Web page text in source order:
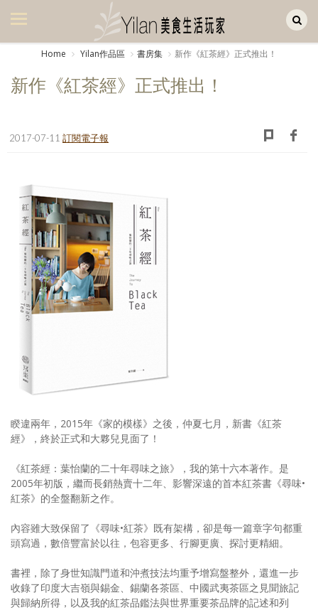
美食集
生活風
書房集
日記簿
餐桌週記
享樂隨手拍
影音區
創意出版服務
歷史區
個人著作
媒體報導一覽
合作與代言
訂閱電子報
Home Yilan作品區 書房集 新作《紅茶經》正式推出！
新作《紅茶經》正式推出！
2017-07-11 訂閱電子報
睽違兩年，2015年《家的模樣》之後，仲夏七月，新書《紅茶
經》，終於正式和大夥兒見面了！
《紅茶經：葉怡蘭的二十年尋味之旅》，我的第十六本著作。是
2005年初版，繼而長銷熱賣十二年、影響深遠的首本紅茶書《尋味•
紅茶》的全盤翻新之作。
內容雖大致保留了《尋味•紅茶》既有架構，卻是每一篇章字句都重
頭寫過，數倍豐富於以往，包容更多、行腳更廣、探討更精細。
書裡，除了身世知識門道和沖煮技法均重予增寫盤整外，還進一步
收錄了印度大吉嶺與錫金、錫蘭各茶區、中國武夷茶區之見聞旅記
與歸納所得，以及我的紅茶品鑑法與世界重要茶品牌的記述和列